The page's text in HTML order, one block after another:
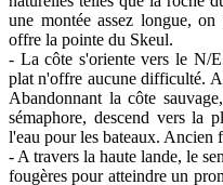
une montée assez longue,
offre la pointe du Skeul.
- La côte s'oriente vers le N/
plat n'offre aucune difficulté.
Abandonnant la côte
sémaphore, descend vers la
l'eau pour les bateaux. Ancien
- A travers la haute lande, le
fougères pour atteindre un